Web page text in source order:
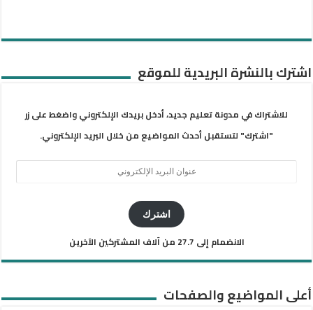
اشترك بالنشرة البريدية للموقع
للاشتراك في مدونة تعليم جديد، أدخل بريدك الإلكتروني واضغط على زر
"اشترك" لتستقبل أحدث المواضيع من خلال البريد الإلكتروني.
اشترك
الانضمام إلى 27.7 من آلاف المشتركين الآخرين
أعلى المواضيع والصفحات